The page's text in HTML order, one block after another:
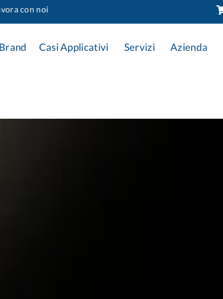
con noi
Brand Casi Applicativi Servizi Azienda